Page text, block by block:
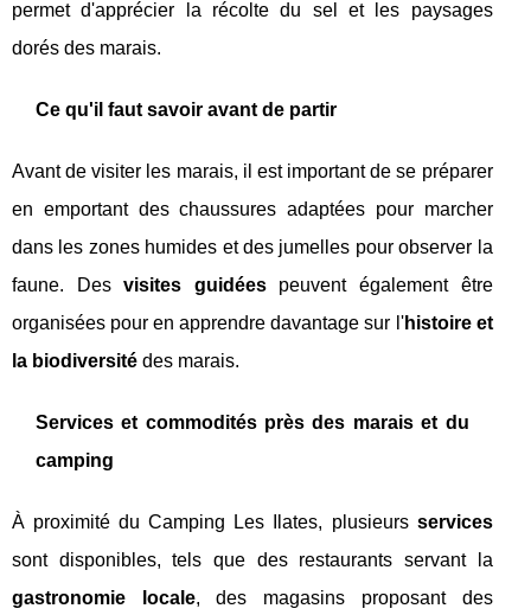
permet d'apprécier la récolte du sel et les paysages
dorés des marais.
Ce qu'il faut savoir avant de partir
Avant de visiter les marais, il est important de se préparer
en emportant des chaussures adaptées pour marcher
dans les zones humides et des jumelles pour observer la
faune. Desvisites guidéespeuvent également être
organisées pour en apprendre davantage sur l'histoire et
la biodiversité des marais.
Services et commodités près des marais et du
camping
À proximité du Camping Les Ilates, plusieurs services
sont disponibles, tels que des restaurants servant la
gastronomie locale, des magasins proposant des